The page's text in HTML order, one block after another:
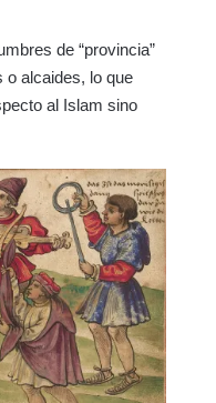
de “provincia”
o alcaides, lo que
al Islam sino